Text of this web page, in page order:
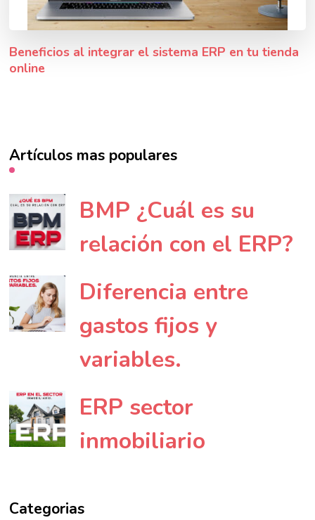
Beneficios al integrar el sistema ERP en tu tienda
online
Artículos mas populares
BMP ¿Cuál es su
relación con el ERP?
Diferencia entre
gastos fijos y
variables.
ERP sector
inmobiliario
Categorias